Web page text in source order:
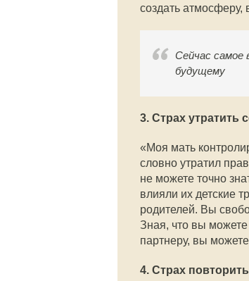
создать атмосферу,
Сейчас
будущему
3. Страх утратить
«Моя мать
словно утратил
не можете точно
влияли их детские
родителей. Вы
Зная, что вы
партнеру, вы
4. Страх